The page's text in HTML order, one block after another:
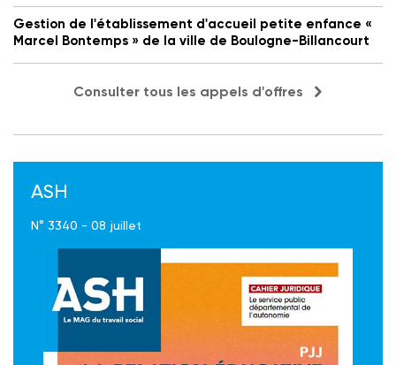
Gestion de l'établissement d'accueil petite enfance «
Marcel Bontemps » de la ville de Boulogne-Billancourt
Consulter tous les appels d'offres
ASH
N° 3340 - 08 juillet